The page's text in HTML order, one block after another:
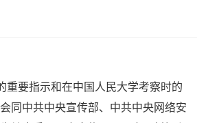
重要指示和在中国人民大学考察时的
同中共中央宣传部、中共中央网络安